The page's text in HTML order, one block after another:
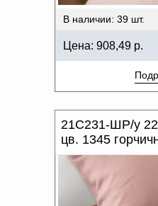
В наличии: 39 шт.
Цена: 908,49 р.
21С231-ШР/у
цв. 1345